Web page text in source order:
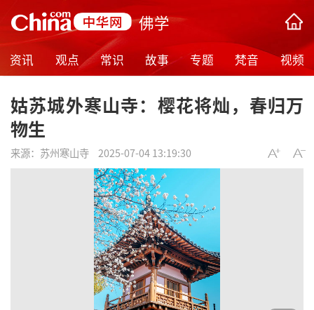
佛学
资讯 观点 常识 故事 专题 梵音 视频
姑苏城外寒山寺：樱花将灿，春归万
物生
来源： 苏州寒山寺 2025-07-04 13:19:30